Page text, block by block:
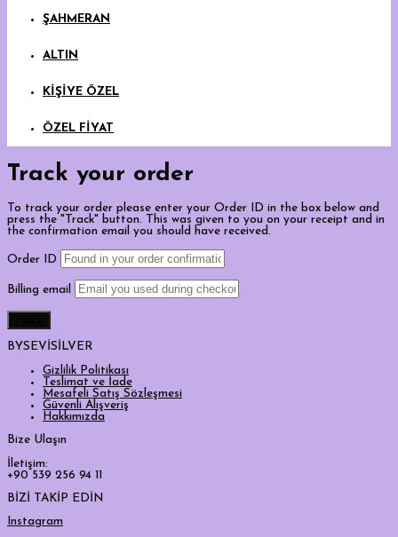
ŞAHMERAN
ALTIN
KİŞİYE ÖZEL
ÖZEL FİYAT
Track your order
To track your order please enter your Order ID in the box below and
press the "Track" button. This was given to you on your receipt and in
the confirmation email you should have received.
Order ID
Billing email
BYSEVİSİLVER
Gizlilik Politikası
Teslimat ve İade
Mesafeli Satış Sözleşmesi
Güvenli Alışveriş
Hakkımızda
Bize Ulaşın
İletişim:
+90 539 256 94 11
BİZİ TAKİP EDİN
Instagram